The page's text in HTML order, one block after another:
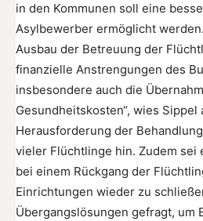
in den Kommunen soll eine
Asylbewerber ermöglicht
Ausbau der Betreuung der
finanzielle Anstrengungen des
insbesondere auch die
Gesundheitskosten“, wies Sippel
Herausforderung der
vieler Flüchtlinge hin. Zudem sei
bei einem Rückgang der
Einrichtungen wieder zu
Übergangslösungen gefragt, um